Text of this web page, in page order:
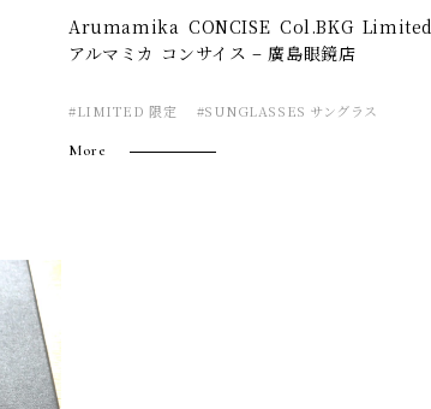
Arumamika CONCISE Col.BKG Limited
アルマミカ コンサイス – 廣島眼鏡店
#LIMITED 限定 #SUNGLASSES サングラス
More